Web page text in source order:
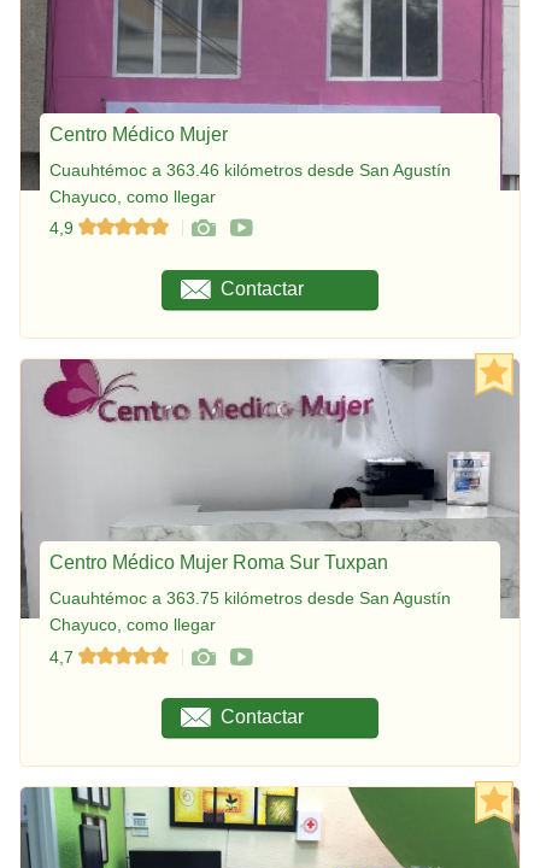
Centro Médico Mujer
Cuauhtémoc a 363.46 kilómetros desde San Agustín
Chayuco, como llegar
4,9
Contactar
Centro Médico Mujer Roma Sur Tuxpan
Cuauhtémoc a 363.75 kilómetros desde San Agustín
Chayuco, como llegar
4,7
Contactar